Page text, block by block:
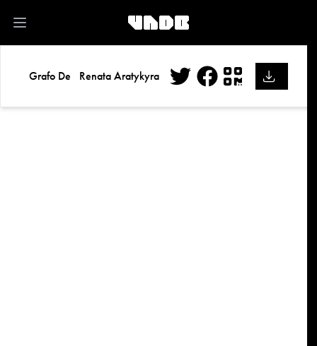
Open main menu
Grafo De Renata Aratykyra
Facebook